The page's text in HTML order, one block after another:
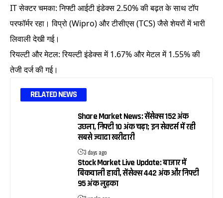
IT सेक्टर चमका: निफ्टी आईटी इंडेक्स 2.50% की बढ़त के साथ टॉप
परफॉर्मर रहा। विप्रो (Wipro) और टीसीएस (TCS) जैसे शेयरों में भारी
लिवाली देखी गई।
रियल्टी और मेटल: रियल्टी इंडेक्स में 1.67% और मेटल में 1.55% की
तेजी दर्ज की गई।
RELATED NEWS
Share Market News: सेंसेक्स 152 अंक
उछला, निफ्टी 10 अंक चढ़ा; इन सेक्टर्स में रही
सबसे ज्यादा खरीदारी
3 days ago
Stock Market Live Update: बाजार में
बिकवाली हावी, सेंसेक्स 442 अंक और निफ्टी
95 अंक लुढ़का